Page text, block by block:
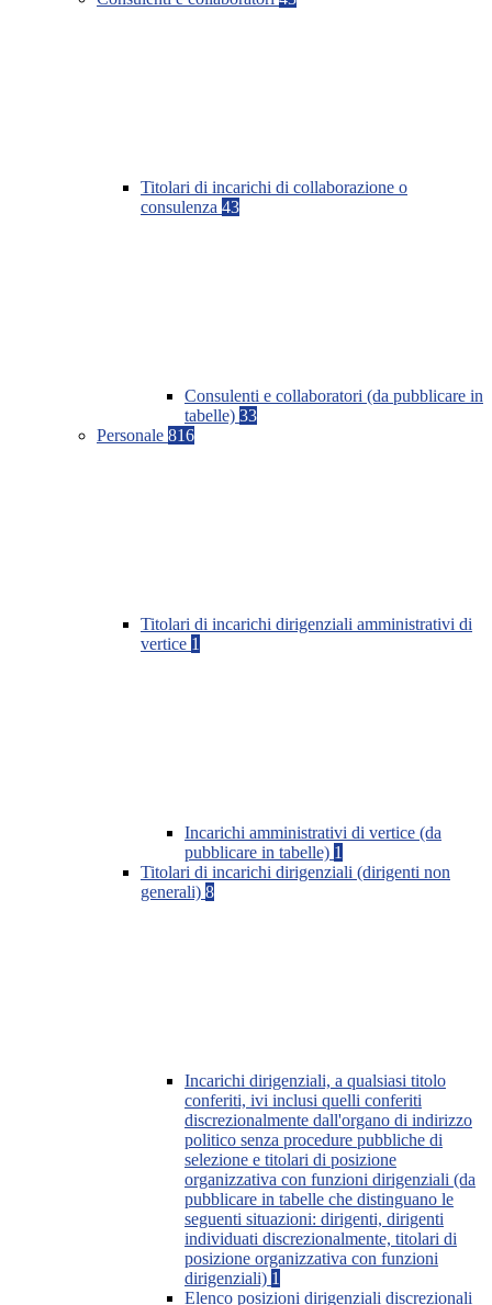
Titolari di incarichi di collaborazione o
consulenza 43
Consulenti e collaboratori (da pubblicare in
tabelle) 33
Personale 816
Titolari di incarichi dirigenziali amministrativi di
vertice 1
Incarichi amministrativi di vertice (da
pubblicare in tabelle) 1
Titolari di incarichi dirigenziali (dirigenti non
generali) 8
Incarichi dirigenziali, a qualsiasi titolo
conferiti, ivi inclusi quelli conferiti
discrezionalmente dall'organo di indirizzo
politico senza procedure pubbliche di
selezione e titolari di posizione
organizzativa con funzioni dirigenziali (da
pubblicare in tabelle che distinguano le
seguenti situazioni: dirigenti, dirigenti
individuati discrezionalmente, titolari di
posizione organizzativa con funzioni
dirigenziali) 1
Elenco posizioni dirigenziali discrezionali